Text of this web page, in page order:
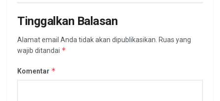
Tinggalkan Balasan
Alamat email Anda tidak akan dipublikasikan. Ruas yang
wajib ditandai *
Komentar *